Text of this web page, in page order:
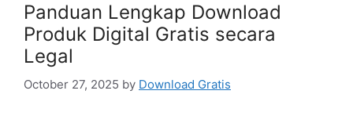
Panduan Lengkap Download
Produk Digital Gratis secara
Legal
October 27, 2025 by Download Gratis